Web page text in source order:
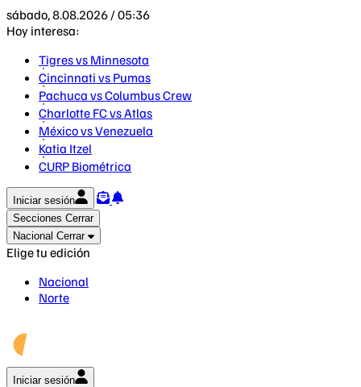
sábado, 8.08.2026 / 05:36
Hoy interesa:
Tigres vs Minnesota
Cincinnati vs Pumas
Pachuca vs Columbus Crew
Charlotte FC vs Atlas
México vs Venezuela
Katia Itzel
CURP Biométrica
Iniciar sesión
Secciones Cerrar
Nacional Cerrar
Elige tu edición
Nacional
Norte
Iniciar sesión